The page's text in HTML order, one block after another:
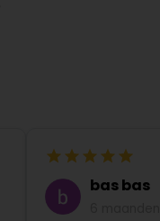
bas bas